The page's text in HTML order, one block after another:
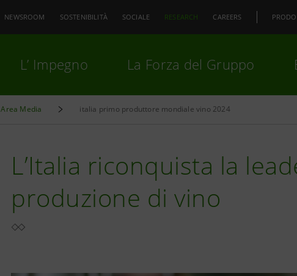
NEWSROOM SOSTENIBILITÀ SOCIALE RESEARCH CAREERS
L’ Impegno La Forza del Gruppo
Area Media italia primo produttore mondiale vino 2024
L’Italia riconquista la
produzione di vino